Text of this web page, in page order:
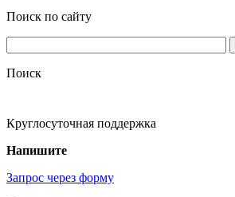
Поиск по сайту
Поиск
Круглосуточная поддержка
Напишите
Запрос через форму